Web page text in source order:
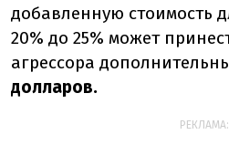
добавленную стоимость
20% до 25% может
агрессора
долларов.
РЕКЛАМА: